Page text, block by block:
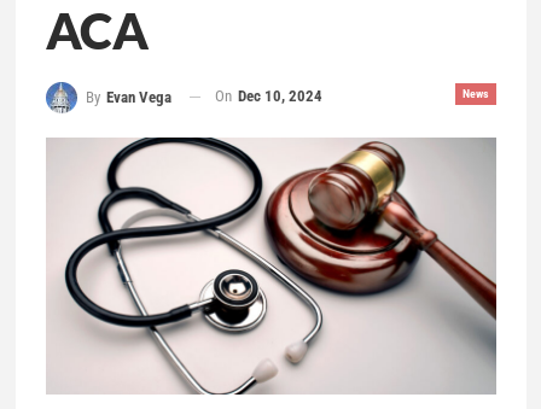
ACA
News
By Evan Vega On Dec 10, 2024